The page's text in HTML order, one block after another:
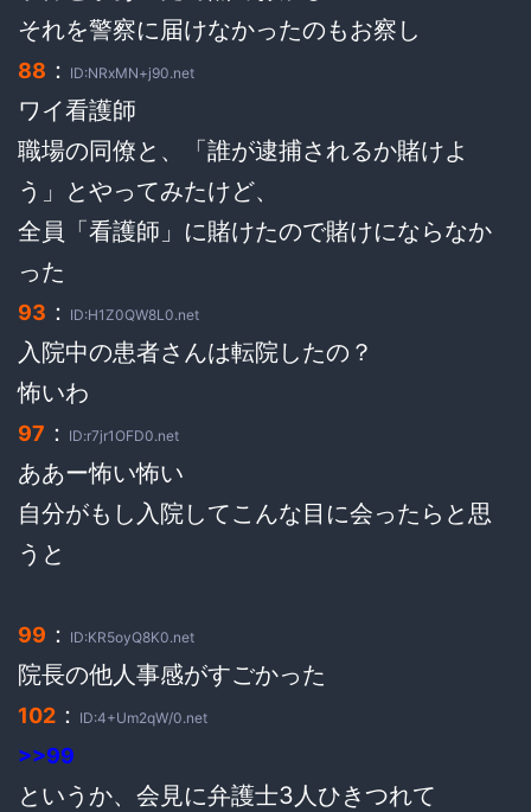
それを警察に届けなかったのもお察し
88 ： ID:NRxMN+j90.net
ワイ看護師
職場の同僚と、「誰が逮捕されるか賭けよ
う」とやってみたけど、
全員「看護師」に賭けたので賭けにならなか
った
93 ： ID:H1Z0QW8L0.net
入院中の患者さんは転院したの？
怖いわ
97 ： ID:r7jr1OFD0.net
ああー怖い怖い
自分がもし入院してこんな目に会ったらと思
うと
99 ： ID:KR5oyQ8K0.net
院長の他人事感がすごかった
102 ： ID:4+Um2qW/0.net
>>99
というか、会見に弁護士3人ひきつれて